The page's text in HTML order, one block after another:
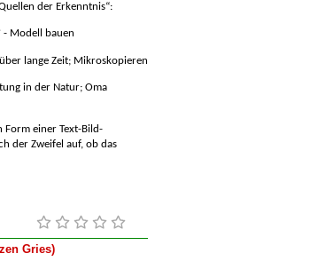
der Erkenntnis“:
- Modell bauen
lange Zeit; Mikroskopieren
in der Natur; Oma
Form einer Text-Bild-
der Zweifel auf, ob das
Gries)